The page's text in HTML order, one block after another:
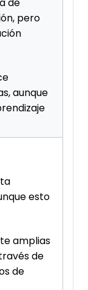
de
pero
aunque
esto
amplias
de
de